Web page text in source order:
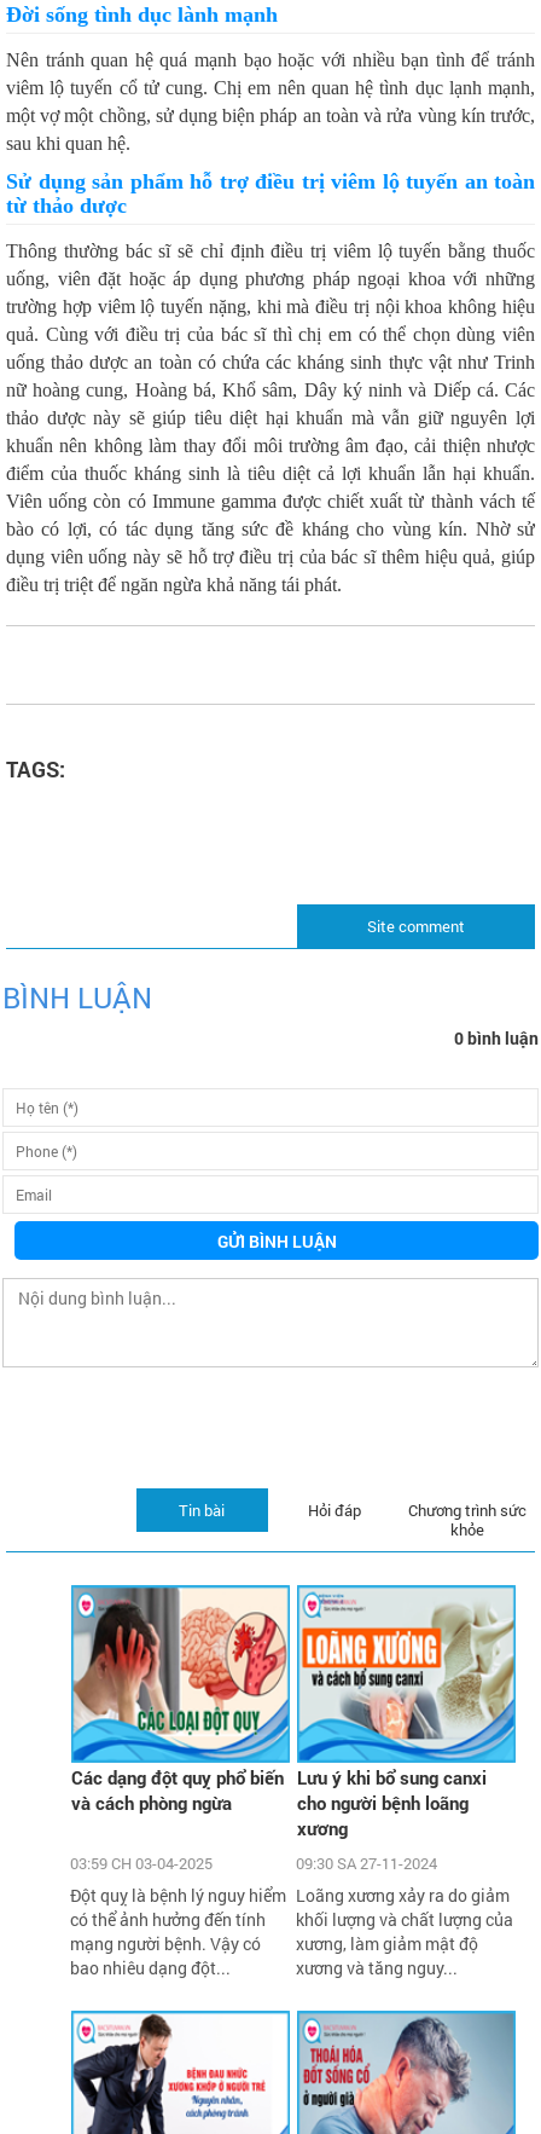
Đời sống tình dục lành mạnh
Nên tránh quan hệ quá mạnh bạo hoặc với nhiều bạn tình để tránh
viêm lộ tuyến cổ tử cung. Chị em nên quan hệ tình dục lạnh mạnh,
một vợ một chồng, sử dụng biện pháp an toàn và rửa vùng kín trước,
sau khi quan hệ.
Sử dụng sản phẩm hỗ trợ điều trị viêm lộ tuyến an toàn
từ thảo dược
Thông thường bác sĩ sẽ chỉ định điều trị viêm lộ tuyến bằng thuốc
uống, viên đặt hoặc áp dụng phương pháp ngoại khoa với những
trường hợp viêm lộ tuyến nặng, khi mà điều trị nội khoa không hiệu
quả. Cùng với điều trị của bác sĩ thì chị em có thể chọn dùng viên
uống thảo dược an toàn có chứa các kháng sinh thực vật như Trinh
nữ hoàng cung, Hoàng bá, Khổ sâm, Dây ký ninh và Diếp cá. Các
thảo dược này sẽ giúp tiêu diệt hại khuẩn mà vẫn giữ nguyên lợi
khuẩn nên không làm thay đổi môi trường âm đạo, cải thiện nhược
điểm của thuốc kháng sinh là tiêu diệt cả lợi khuẩn lẫn hại khuẩn.
Viên uống còn có Immune gamma được chiết xuất từ thành vách tế
bào có lợi, có tác dụng tăng sức đề kháng cho vùng kín. Nhờ sử
dụng viên uống này sẽ hỗ trợ điều trị của bác sĩ thêm hiệu quả, giúp
điều trị triệt để ngăn ngừa khả năng tái phát.
TAGS:
Site comment
BÌNH LUẬN
0 bình luận
GỬI BÌNH LUẬN
Chương trình sức
khỏe
Hỏi đáp
Tin bài
Các dạng đột quỵ phổ biến
và cách phòng ngừa
03:59 CH 03-04-2025
Đột quỵ là bệnh lý nguy hiểm
có thể ảnh hưởng đến tính
mạng người bệnh. Vậy có
bao nhiêu dạng đột...
Lưu ý khi bổ sung canxi
cho người bệnh loãng
xương
09:30 SA 27-11-2024
Loãng xương xảy ra do giảm
khối lượng và chất lượng của
xương, làm giảm mật độ
xương và tăng nguy...